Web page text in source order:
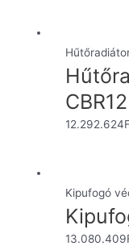
12.292.624
Kipufogó
13.080.409